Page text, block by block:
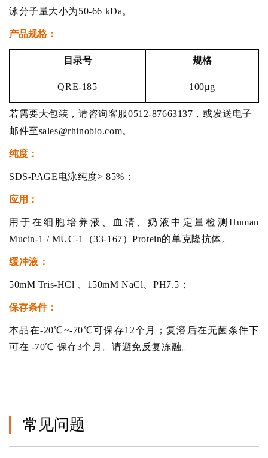
泳分子量大小为50-66 kDa。
产品规格：
目录号 规格
QRE-185 100μg
若需要大包装，请咨询客服0512-87663137，或发送电子
邮件至sales@rhinobio.com。
纯度：
SDS-PAGE电泳纯度> 85%；
应用：
用于在细胞培养液、血清、奶液中定量检测Human
Mucin-1 / MUC-1（33-167）Protein的单克隆抗体。
缓冲液：
50mM Tris-HCl 、150mM NaCl、PH7.5；
保存条件：
本品在-20℃~-70℃可保存12个月；复溶后在无菌条件下
可在 -70℃ 保存3个月。请避免反复冻融。
常见问题